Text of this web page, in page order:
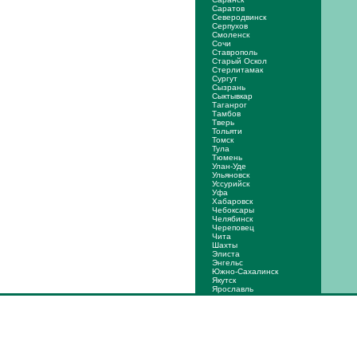
Саратов
Северодвинск
Серпухов
Смоленск
Сочи
Ставрополь
Старый Оскол
Стерлитамак
Сургут
Сызрань
Сыктывкар
Таганрог
Тамбов
Тверь
Тольяти
Томск
Тула
Тюмень
Улан-Уде
Ульяновск
Уссурийск
Уфа
Хабаровск
Чебоксары
Челябинск
Череповец
Чита
Шахты
Элиста
Энгельс
Южно-Сахалинск
Якутск
Ярослaвль